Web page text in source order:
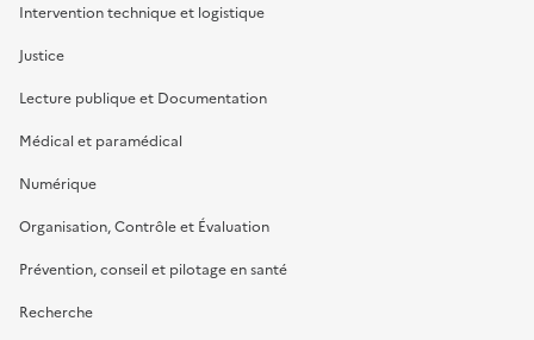
Intervention technique et logistique
Justice
Lecture publique et Documentation
Médical et paramédical
Numérique
Organisation, Contrôle et Évaluation
Prévention, conseil et pilotage en santé
Recherche